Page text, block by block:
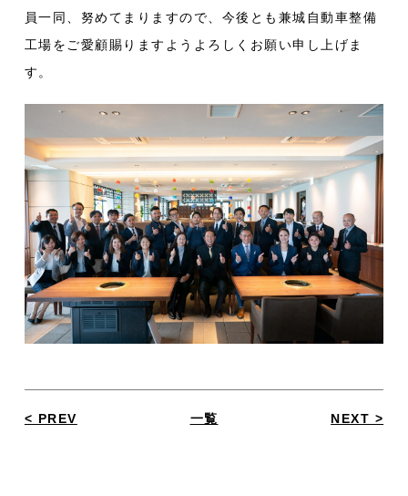
員一同、努めてまりますので、今後とも兼城自動車整備
工場をご愛顧賜りますようよろしくお願い申し上げま
す。
< PREV 一覧 NEXT >